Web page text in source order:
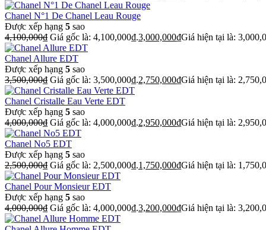
Chanel N°1 De Chanel Leau Rouge
Được xếp hạng 5 sao
4,100,000₫ Giá gốc là: 4,100,000₫.3,000,000₫Giá hiện tại là:
Chanel Allure EDT
Được xếp hạng 5 sao
3,500,000₫ Giá gốc là: 3,500,000₫.2,750,000₫Giá hiện tại là:
Chanel Cristalle Eau Verte EDT
Được xếp hạng 5 sao
4,000,000₫ Giá gốc là: 4,000,000₫.2,950,000₫Giá hiện tại là:
Chanel No5 EDT
Được xếp hạng 5 sao
2,500,000₫ Giá gốc là: 2,500,000₫.1,750,000₫Giá hiện tại là:
Chanel Pour Monsieur EDT
Được xếp hạng 5 sao
4,000,000₫ Giá gốc là: 4,000,000₫.3,200,000₫Giá hiện tại là: